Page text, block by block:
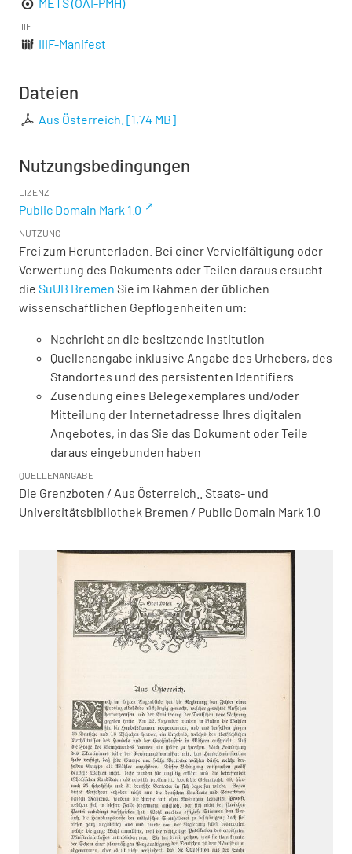
IIIF
IIIF-Manifest
Dateien
Aus Österreich. [1,74 MB]
Nutzungsbedingungen
LIZENZ
Public Domain Mark 1.0
NUTZUNG
Frei zum Herunterladen. Bei einer Vervielfältigung oder
Verwertung des Dokuments oder Teilen daraus ersucht
die SuUB Bremen Sie im Rahmen der üblichen
wissenschaftlichen Gepflogenheiten um:
Nachricht an die besitzende Institution
Quellenangabe inklusive Angabe des Urhebers, des
Standortes und des persistenten Identifiers
Zusendung eines Belegexemplares und/oder
Mitteilung der Internetadresse Ihres digitalen
Angebotes, in das Sie das Dokument oder Teile
daraus eingebunden haben
QUELLENANGABE
Die Grenzboten / Aus Österreich.. Staats- und
Universitätsbibliothek Bremen / Public Domain Mark 1.0